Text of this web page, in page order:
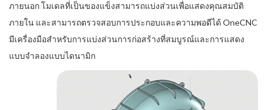
ภายนอก โมเดลที่เป็นของแข็งสามารถแบ่งส่วนเพื่อแสดงคุณสมบัติ
ภายใน และสามารถตรวจสอบการประกอบและความพอดีได้ OneCNC
มีเครื่องมือสำหรับการแบ่งส่วนการก่อสร้างที่สมบูรณ์และการแสดง
แบบจำลองแบบไดนามิก